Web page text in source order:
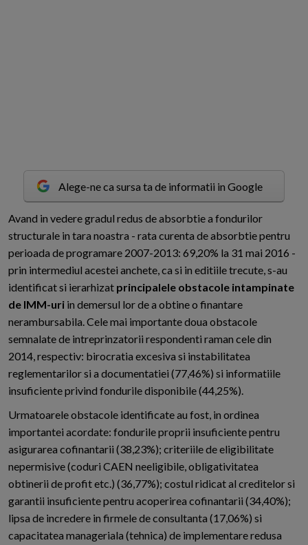
Alege-ne ca sursa ta de informatii in Google
Avand in vedere gradul redus de absorbtie a fondurilor
structurale in tara noastra - rata curenta de absorbtie pentru
perioada de programare 2007-2013: 69,20% la 31 mai 2016 -
prin intermediul acestei anchete, ca si in editiile trecute, s-au
identificat si ierarhizat principalele obstacole intampinate
de IMM-uri in demersul lor de a obtine o finantare
nerambursabila. Cele mai importante doua obstacole
semnalate de intreprinzatorii respondenti raman cele din
2014, respectiv: birocratia excesiva si instabilitatea
reglementarilor si a documentatiei (77,46%) si informatiile
insuficiente privind fondurile disponibile (44,25%).
Urmatoarele obstacole identificate au fost, in ordinea
importantei acordate: fondurile proprii insuficiente pentru
asigurarea cofinantarii (38,23%); criteriile de eligibilitate
nepermisive (coduri CAEN neeligibile, obligativitatea
obtinerii de profit etc.) (36,77%); costul ridicat al creditelor si
garantii insuficiente pentru acoperirea cofinantarii (34,40%);
lipsa de incredere in firmele de consultanta (17,06%) si
capacitatea manageriala (tehnica) de implementare redusa